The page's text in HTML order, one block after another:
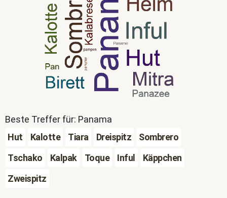
Beste Treffer für: Panama
Hut
Kalotte Tiara Dreispitz
Sombrero
Tschako
Kalpak Toque Inful
Käppchen
Zweispitz